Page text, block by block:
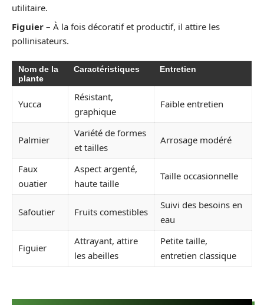
utilitaire.
Figuier – À la fois décoratif et productif, il attire les
pollinisateurs.
Nom de la
plante
Caractéristiques Entretien
Yucca
Résistant,
graphique
Faible entretien
Palmier
Variété de formes
et tailles
Arrosage modéré
Faux
ouatier
Aspect argenté,
haute taille
Taille occasionnelle
Safoutier Fruits comestibles
Suivi des besoins en
eau
Figuier
Attrayant, attire
les abeilles
Petite taille,
entretien classique